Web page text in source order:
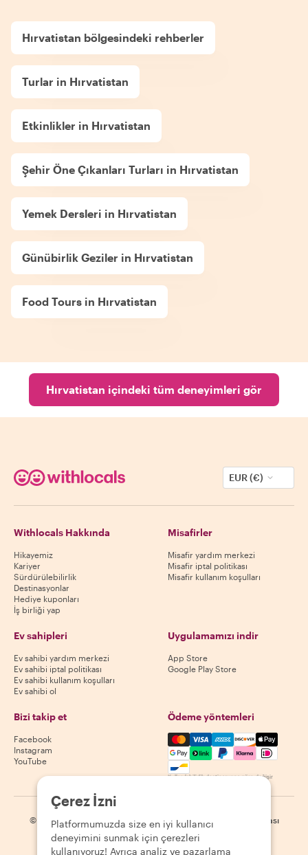
Hırvatistan bölgesindeki rehberler
Turlar in Hırvatistan
Etkinlikler in Hırvatistan
Şehir Öne Çıkanları Turları in Hırvatistan
Yemek Dersleri in Hırvatistan
Günübirlik Geziler in Hırvatistan
Food Tours in Hırvatistan
Hırvatistan içindeki tüm deneyimleri gör
EUR (€)
Withlocals Hakkında
Hikayemiz
Kariyer
Sürdürülebilirlik
Destinasyonlar
Hediye kuponları
İş birliği yap
Misafirler
Misafir yardım merkezi
Misafir iptal politikası
Misafir kullanım koşulları
Ev sahipleri
Ev sahibi yardım merkezi
Ev sahibi iptal politikası
Ev sahibi kullanım koşulları
Ev sahibi ol
Uygulamamızı indir
App Store
Google Play Store
Bizi takip et
Facebook
Instagram
YouTube
Ödeme yöntemleri
Mastercard, Visa, Amex,
Kullanılabilirlik destinasyona göre değişir
© 2026 Withlocals.com Gizlilik Politikası | Site haritası
Çerez İzni
Platformumuzda size en iyi kullanıcı
deneyimini sunmak için çerezleri
kullanıyoruz! Ayrıca analiz ve pazarlama